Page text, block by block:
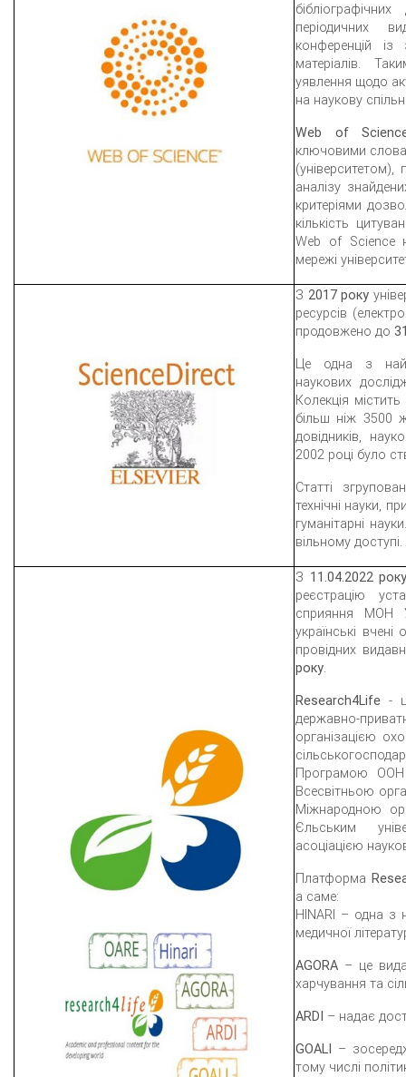
періодичних
конференцій із
матеріалів.
уявлення щодо
на наукову
Web of
ключовими
аналізу
критеріями
кількість
Web of Science
мережі
З 2017 року
ресурсів
продовжено до
Це одна з
наукових
Колекція
більш ніж 3500
довідників,
2002 році було
Статті
технічні науки,
гуманітарні
вільному доступі.
З 11.04.2022 року
реєстрацію
сприяння МОН
українські
провідних
року.
Research4Life -
державно-
організацією
Програмою ООН
Всесвітньою
Міжнародною
Єльським
асоціацією
Платформа
а саме:
HINARI – одна з
медичної
AGORA – це
харчування та
ARDI – надає
GOALI –
тому числі